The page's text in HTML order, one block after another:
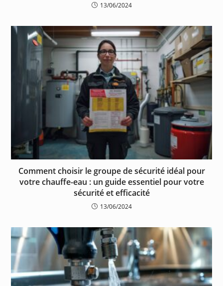
13/06/2024
Comment choisir le groupe de sécurité idéal pour
votre chauffe-eau : un guide essentiel pour votre
sécurité et efficacité
13/06/2024